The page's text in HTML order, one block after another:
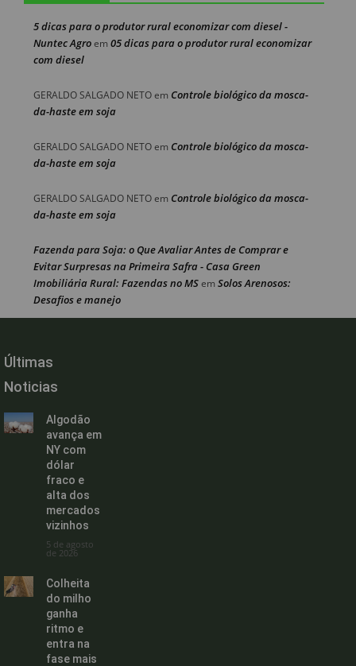
5 dicas para o produtor rural economizar com diesel -
Nuntec Agroem 05 dicas para o produtor rural economizar
com diesel
GERALDO SALGADO NETOem Controle biológico da mosca-
da-haste em soja
GERALDO SALGADO NETOem Controle biológico da mosca-
da-haste em soja
GERALDO SALGADO NETOem Controle biológico da mosca-
da-haste em soja
Fazenda para Soja: o Que Avaliar Antes de Comprar e
Evitar Surpresas na Primeira Safra - Casa Green
Imobiliária Rural: Fazendas no MSem Solos Arenosos:
Desafios e manejo
Últimas
Noticias
Algodão
avança em
NY com
dólar
fraco e
alta dos
mercados
vizinhos
5 de agosto
de 2026
Colheita
do milho
ganha
ritmo e
entra na
fase mais